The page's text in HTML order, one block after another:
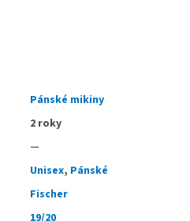
Pánské mikiny
2 roky
—
Unisex, Pánské
Fischer